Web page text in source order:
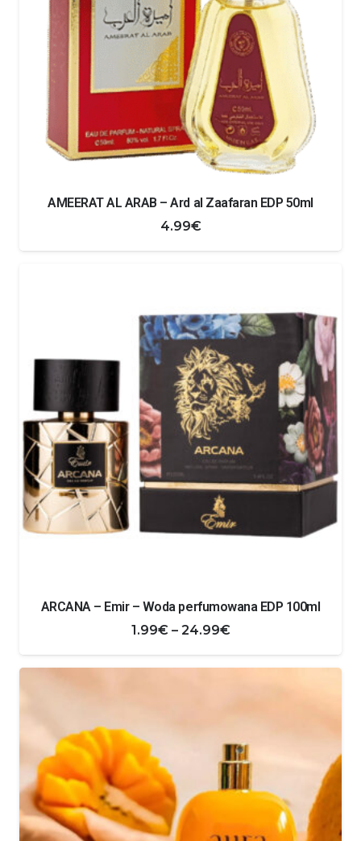
AMEERAT AL ARAB – Ard al Zaafaran EDP 50ml
4.99€
ARCANA – Emir – Woda perfumowana EDP 100ml
1.99€ – 24.99€Zakres
cen:
24.99€